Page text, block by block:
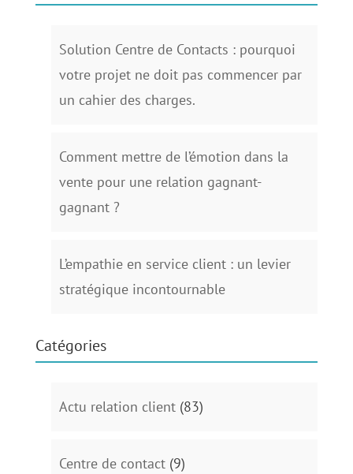
Solution Centre de Contacts : pourquoi
votre projet ne doit pas commencer par
un cahier des charges.
Comment mettre de l’émotion dans la
vente pour une relation gagnant-
gagnant ?
L’empathie en service client : un levier
stratégique incontournable
Catégories
Actu relation client(83)
Centre de contact(9)